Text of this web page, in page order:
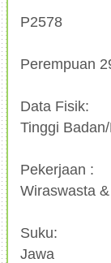
P2578
Perempuan
Data Fisik:
Tinggi
Pekerjaan :
Wiraswasta
Suku:
Jawa